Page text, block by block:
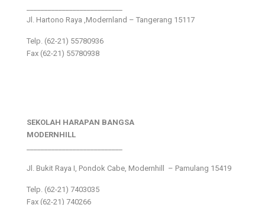
Jl. Hartono Raya ,Modernland – Tangerang 15117
Telp. (62-21) 55780936
Fax (62-21) 55780938
SEKOLAH HARAPAN BANGSA
MODERNHILL
Jl. Bukit Raya I, Pondok Cabe, Modernhill – Pamulang 15419
Telp. (62-21) 7403035
Fax (62-21) 740266